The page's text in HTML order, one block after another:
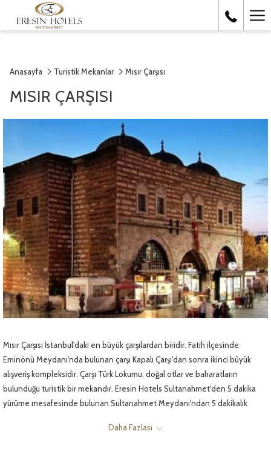
Anasayfa Turistik Mekanlar Mısır Çarşısı
MISIR ÇARŞISI
Mısır Çarşısı İstanbul'daki en büyük çarşılardan biridir. Fatih ilçesinde
Eminönü Meydanı'nda bulunan çarşı Kapalı Çarşı'dan sonra ikinci büyük
alışveriş kompleksidir. Çarşı Türk Lokumu, doğal otlar ve baharatların
bulunduğu turistik bir mekandır. Eresin Hotels Sultanahmet'den 5 dakika
yürüme mesafesinde bulunan Sultanahmet Meydanı'ndan 5 dakikalık
Daha Fazlası